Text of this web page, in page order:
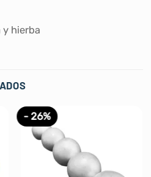
hierba
- 26%